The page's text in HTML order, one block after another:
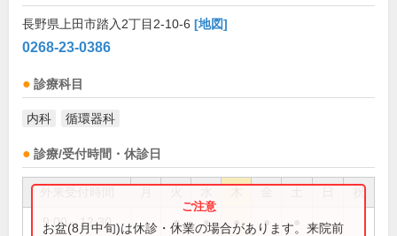
長野県上田市踏入2丁目2-10-6 [地図]
0268-23-0386
診療科目
内科 循環器科
診療/受付時間・休診日
祝
9:00～12:30 ● ● ● ●
お盆(8月中旬)は休診・休業の場合があります。来院前